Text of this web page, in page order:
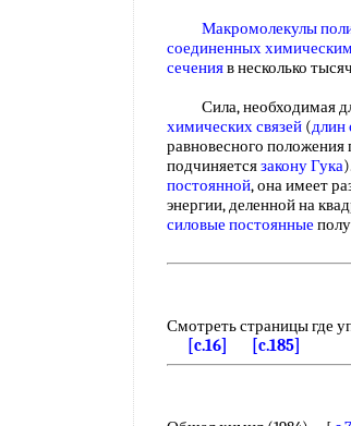
Макромолекулы
соединенных
сеченияв несколько
Сила, необходимая
химических связей (длин
равновесного
подчиняетсязакону Гука
постоянной, она имеет
энергии, деленной на
силовые постоянные
Смотреть страницы где
[c.16]
[c.185]